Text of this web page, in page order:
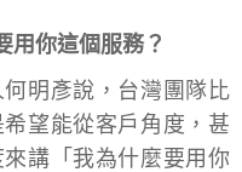
用你這個服務？
明彥說，台灣團隊比
望能從客戶角度，甚
講「我為什麼要用你